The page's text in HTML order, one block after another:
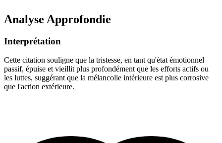
Analyse Approfondie
Interprétation
Cette citation souligne que la tristesse, en tant qu'état émotionnel
passif, épuise et vieillit plus profondément que les efforts actifs ou
les luttes, suggérant que la mélancolie intérieure est plus corrosive
que l'action extérieure.